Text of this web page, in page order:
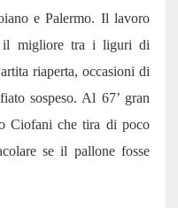
e Palermo. Il lavoro
il migliore tra i liguri di
riaperta, occasioni di
sospeso. Al 67’ gran
Ciofani che tira di poco
se il pallone fosse